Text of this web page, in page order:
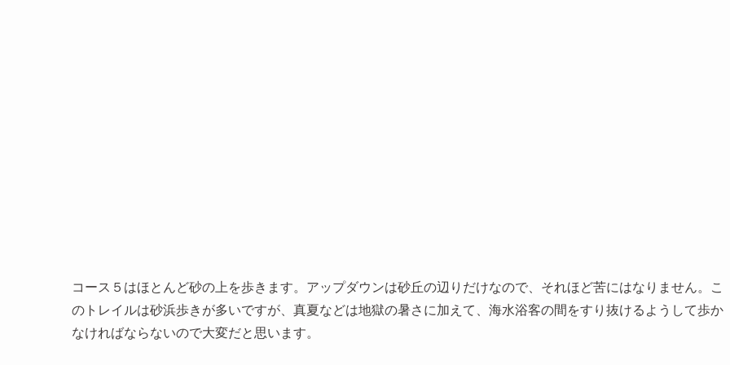
コース５はほとんど砂の上を歩きます。アップダウンは砂丘の辺りだけなので、それほど苦にはなりません。こ
のトレイルは砂浜歩きが多いですが、真夏などは地獄の暑さに加えて、海水浴客の間をすり抜けるようして歩か
なければならないので大変だと思います。